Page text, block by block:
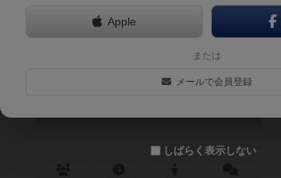
フィット・トゥ・プリント
6.7
Apple
または
メールで会員登録
しばらく表示しない